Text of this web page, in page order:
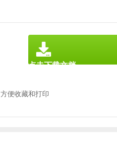
便收藏和打印
点击下载文档